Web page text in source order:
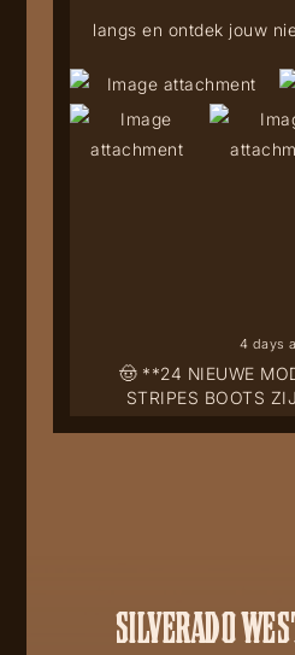
🤠 **24 NIEUWE
STRIPES BOOTS
langs en ontdek jouw
4 days
SILVERADO